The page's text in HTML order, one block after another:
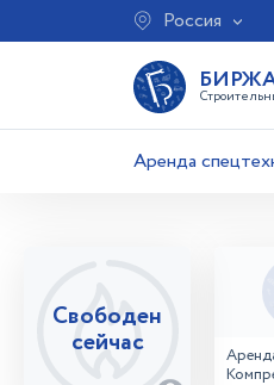
Россия
Аренда
Свободен
сейчас